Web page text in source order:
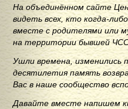
На объединённом сайте
видеть всех, кто когда-
вместе с родителями или
на территории бывшей
Ушли времена, изменились
десятилетия память
Вас в наше сообщество
Давайте вместе напишем